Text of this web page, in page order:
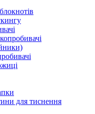
для тиснення